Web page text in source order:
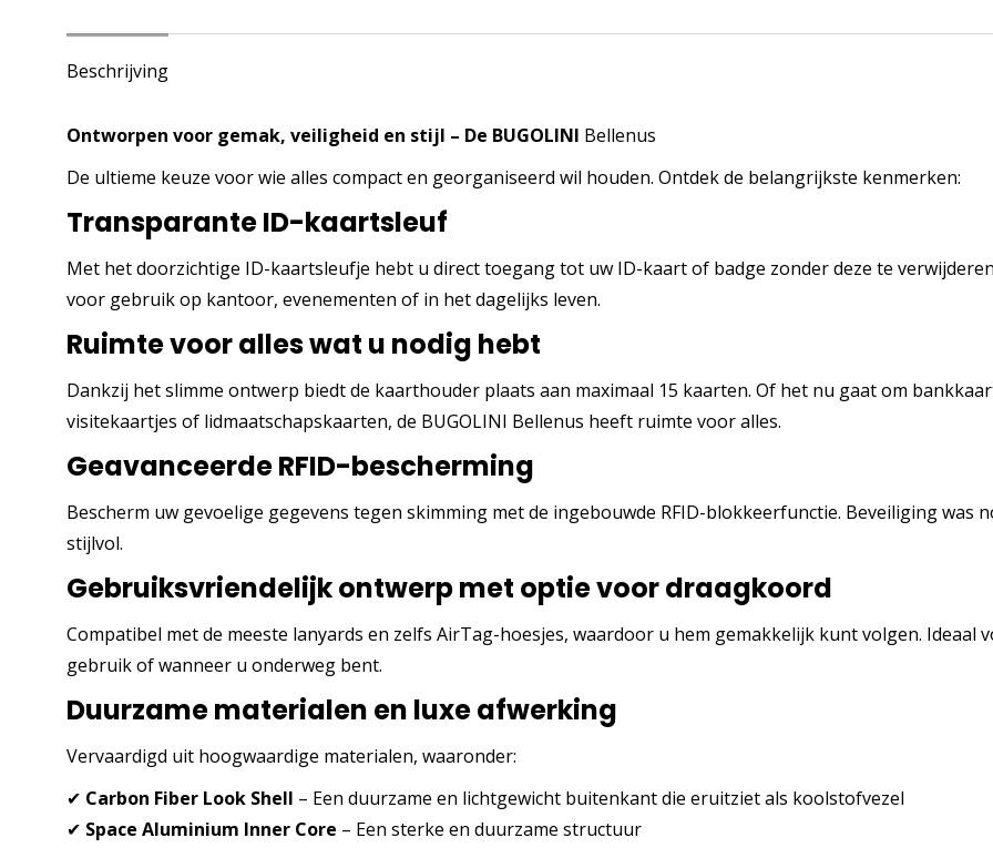
Beschrijving
Ontworpen voor gemak, veiligheid en stijl – De BUGOLINI Bellenus
De ultieme keuze voor wie alles compact en georganiseerd wil houden. Ontdek de belangrijkste kenmerken:
Transparante ID-kaartsleuf
Met het doorzichtige ID-kaartsleufje hebt u direct toegang tot uw ID-kaart of badge zonder deze te
voor gebruik op kantoor, evenementen of in het dagelijks leven.
Ruimte voor alles wat u nodig hebt
Dankzij het slimme ontwerp biedt de kaarthouder plaats aan maximaal 15 kaarten. Of het nu gaat om
visitekaartjes of lidmaatschapskaarten, de BUGOLINI Bellenus heeft ruimte voor alles.
Geavanceerde RFID-bescherming
Bescherm uw gevoelige gegevens tegen skimming met de ingebouwde RFID-blokkeerfunctie. Beveiliging was
stijlvol.
Gebruiksvriendelijk ontwerp met optie voor draagkoord
Compatibel met de meeste lanyards en zelfs AirTag-hoesjes, waardoor u hem gemakkelijk kunt volgen. Ideaal
gebruik of wanneer u onderweg bent.
Duurzame materialen en luxe afwerking
Vervaardigd uit hoogwaardige materialen, waaronder:
✔ Carbon Fiber Look Shell – Een duurzame en lichtgewicht buitenkant die eruitziet als koolstofvezel
✔ Space Aluminium Inner Core – Een sterke en duurzame structuur